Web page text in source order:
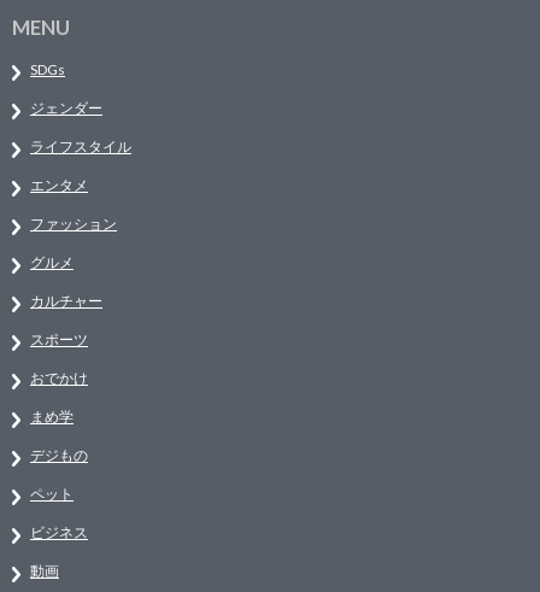
MENU
SDGs
ジェンダー
ライフスタイル
エンタメ
ファッション
グルメ
カルチャー
スポーツ
おでかけ
まめ学
デジもの
ペット
ビジネス
動画